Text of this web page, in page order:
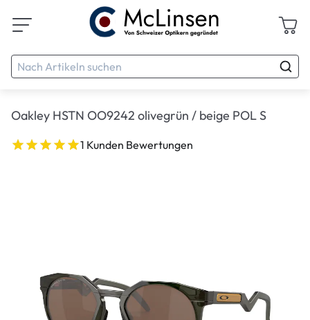
Oakley HSTN OO9242 olivegrün / beige POL S
1 Kunden Bewertungen